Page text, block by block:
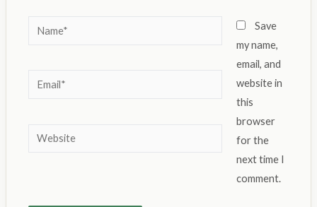
Name*
Email*
Website
Save
my name,
email, and
website in
this
browser
for the
next time I
comment.